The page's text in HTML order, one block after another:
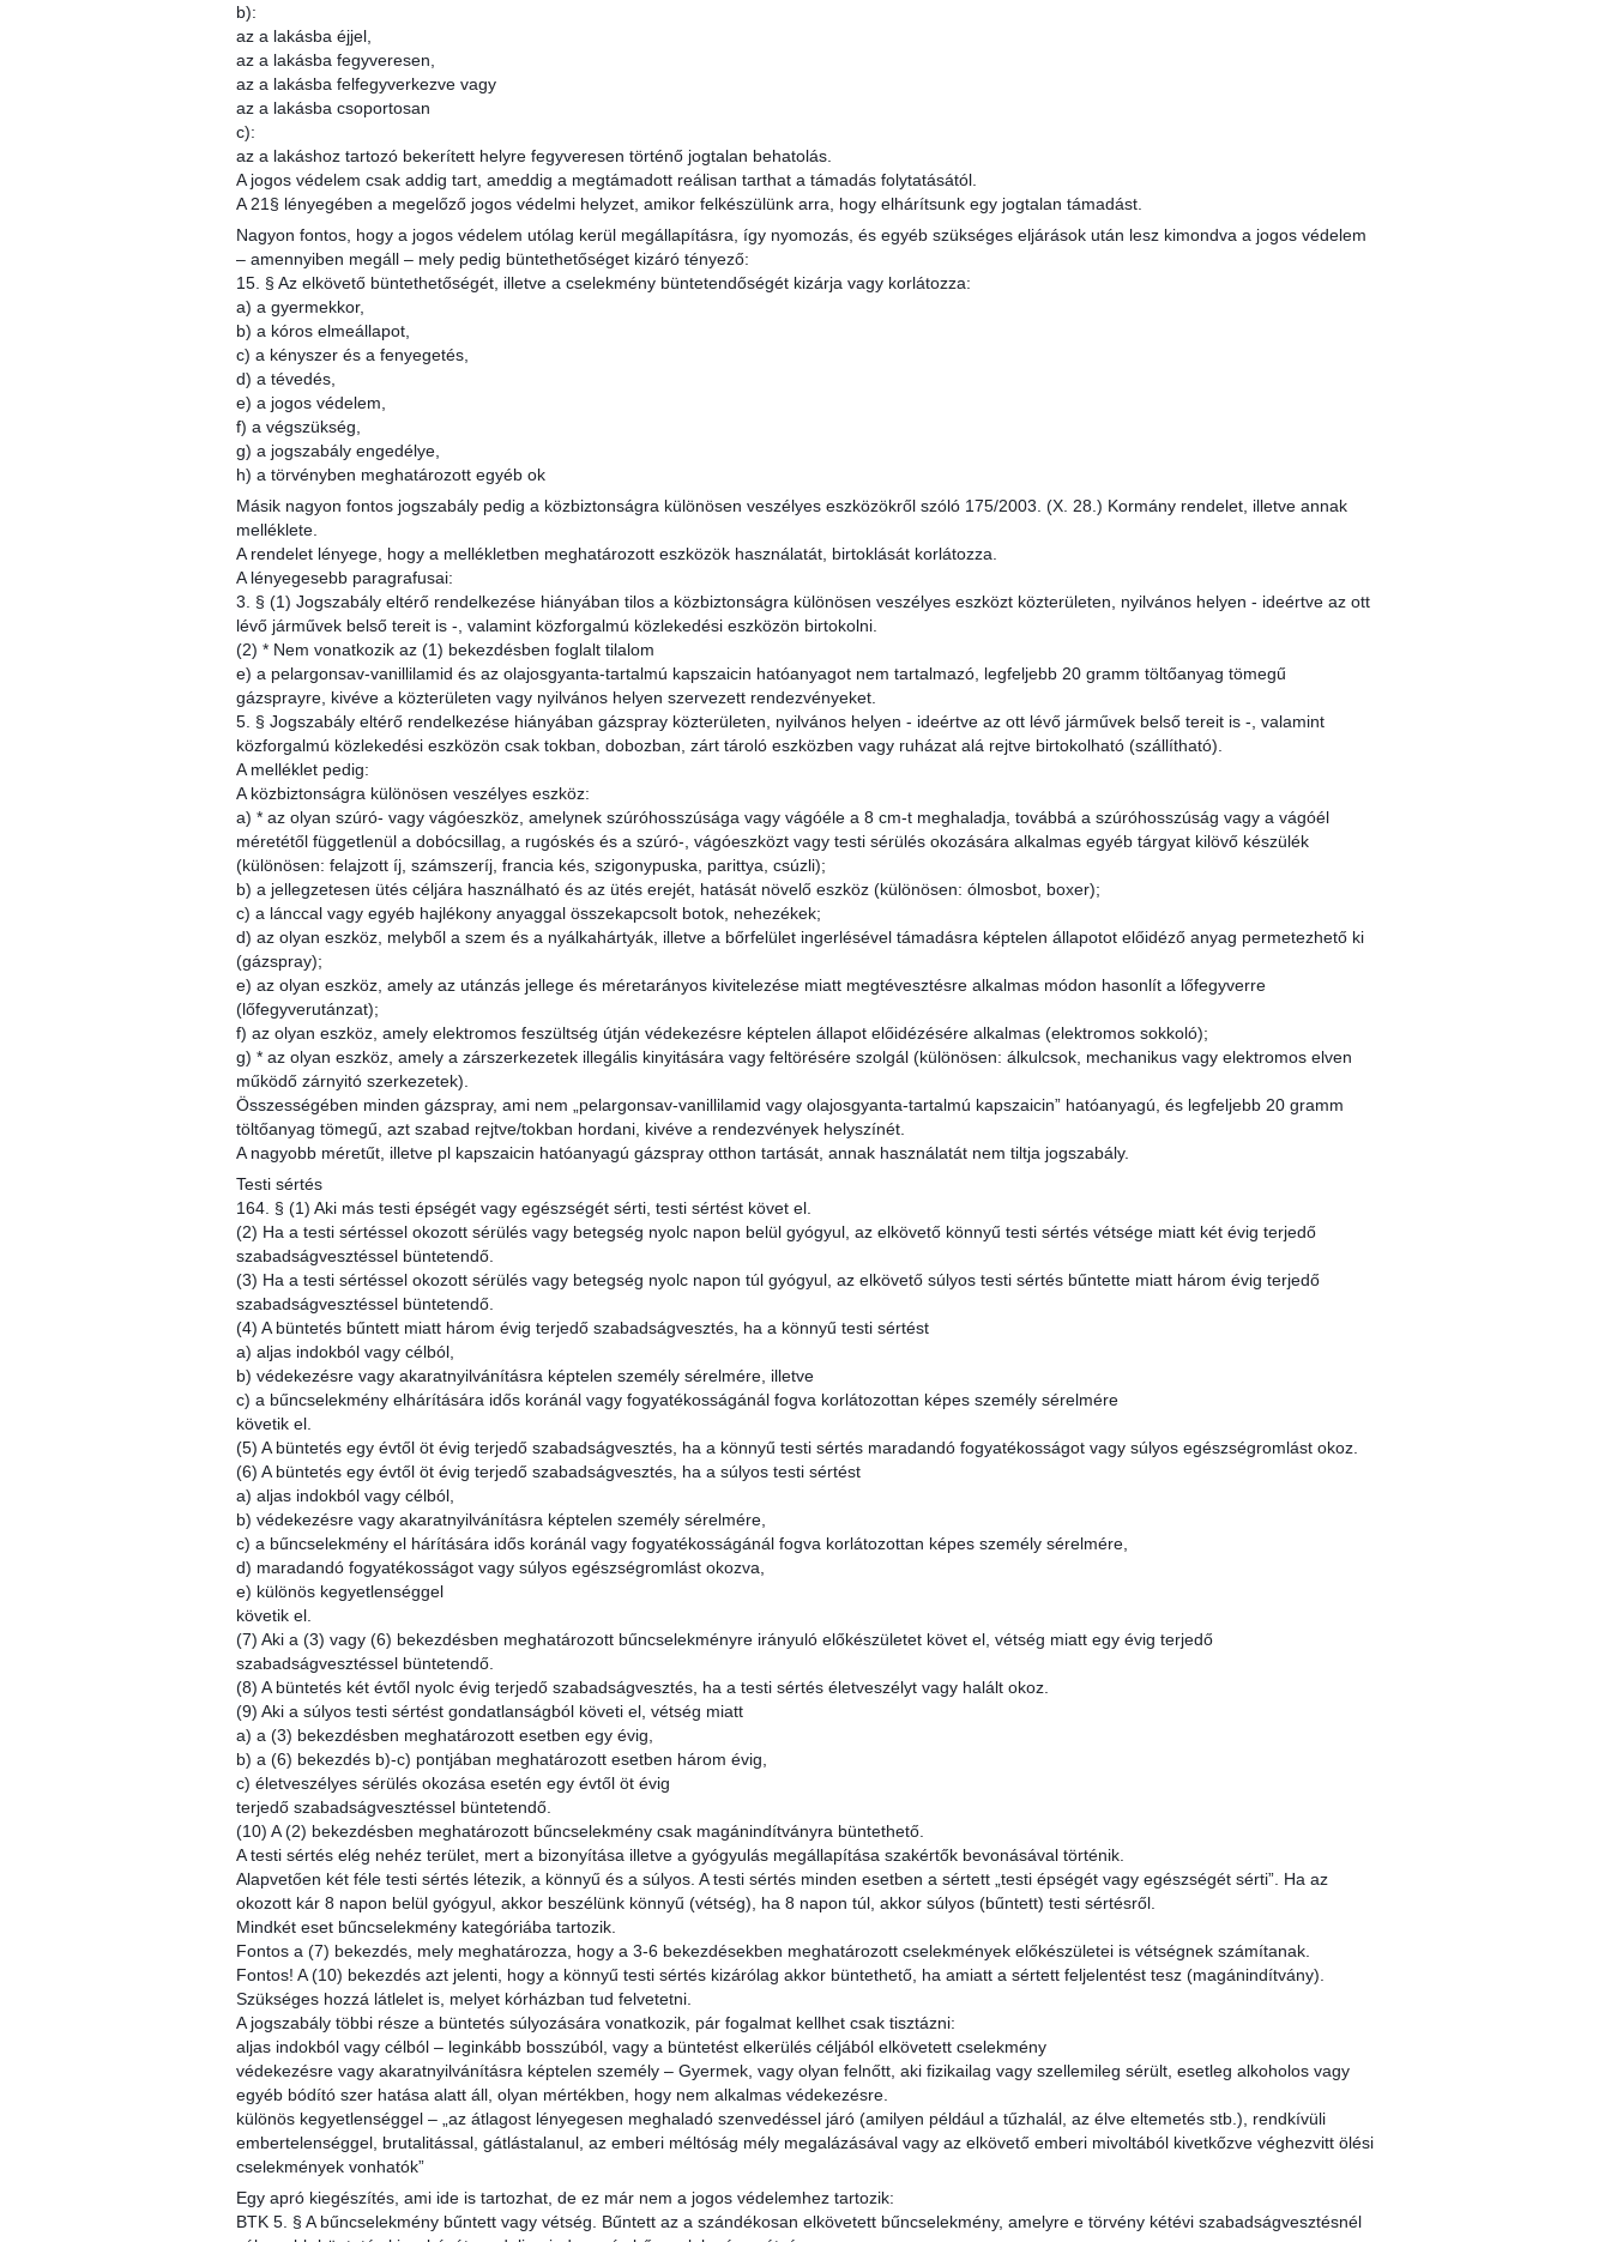
b):
az a lakásba éjjel,
az a lakásba fegyveresen,
az a lakásba felfegyverkezve vagy
az a lakásba csoportosan
c):
az a lakáshoz tartozó bekerített helyre fegyveresen történő jogtalan behatolás.
A jogos védelem csak addig tart, ameddig a megtámadott reálisan tarthat a támadás folytatásától.
A 21§ lényegében a megelőző jogos védelmi helyzet, amikor felkészülünk arra, hogy elhárítsunk egy jogtalan támadást.
Nagyon fontos, hogy a jogos védelem utólag kerül megállapításra, így nyomozás, és egyéb szükséges eljárások után lesz kimondva a jogos védelem
– amennyiben megáll – mely pedig büntethetőséget kizáró tényező:
15. § Az elkövető büntethetőségét, illetve a cselekmény büntetendőségét kizárja vagy korlátozza:
a) a gyermekkor,
b) a kóros elmeállapot,
c) a kényszer és a fenyegetés,
d) a tévedés,
e) a jogos védelem,
f) a végszükség,
g) a jogszabály engedélye,
h) a törvényben meghatározott egyéb ok
Másik nagyon fontos jogszabály pedig a közbiztonságra különösen veszélyes eszközökről szóló 175/2003. (X. 28.) Kormány rendelet, illetve annak
melléklete.
A rendelet lényege, hogy a mellékletben meghatározott eszközök használatát, birtoklását korlátozza.
A lényegesebb paragrafusai:
3. § (1) Jogszabály eltérő rendelkezése hiányában tilos a közbiztonságra különösen veszélyes eszközt közterületen, nyilvános helyen - ideértve az ott
lévő járművek belső tereit is -, valamint közforgalmú közlekedési eszközön birtokolni.
(2) * Nem vonatkozik az (1) bekezdésben foglalt tilalom
e) a pelargonsav-vanillilamid és az olajosgyanta-tartalmú kapszaicin hatóanyagot nem tartalmazó, legfeljebb 20 gramm töltőanyag tömegű
gázsprayre, kivéve a közterületen vagy nyilvános helyen szervezett rendezvényeket.
5. § Jogszabály eltérő rendelkezése hiányában gázspray közterületen, nyilvános helyen - ideértve az ott lévő járművek belső tereit is -, valamint
közforgalmú közlekedési eszközön csak tokban, dobozban, zárt tároló eszközben vagy ruházat alá rejtve birtokolható (szállítható).
A melléklet pedig:
A közbiztonságra különösen veszélyes eszköz:
a) * az olyan szúró- vagy vágóeszköz, amelynek szúróhosszúsága vagy vágóéle a 8 cm-t meghaladja, továbbá a szúróhosszúság vagy a vágóél
méretétől függetlenül a dobócsillag, a rugóskés és a szúró-, vágóeszközt vagy testi sérülés okozására alkalmas egyéb tárgyat kilövő készülék
(különösen: felajzott íj, számszeríj, francia kés, szigonypuska, parittya, csúzli);
b) a jellegzetesen ütés céljára használható és az ütés erejét, hatását növelő eszköz (különösen: ólmosbot, boxer);
c) a lánccal vagy egyéb hajlékony anyaggal összekapcsolt botok, nehezékek;
d) az olyan eszköz, melyből a szem és a nyálkahártyák, illetve a bőrfelület ingerlésével támadásra képtelen állapotot előidéző anyag permetezhető ki
(gázspray);
e) az olyan eszköz, amely az utánzás jellege és méretarányos kivitelezése miatt megtévesztésre alkalmas módon hasonlít a lőfegyverre
(lőfegyverutánzat);
f) az olyan eszköz, amely elektromos feszültség útján védekezésre képtelen állapot előidézésére alkalmas (elektromos sokkoló);
g) * az olyan eszköz, amely a zárszerkezetek illegális kinyitására vagy feltörésére szolgál (különösen: álkulcsok, mechanikus vagy elektromos elven
működő zárnyitó szerkezetek).
Összességében minden gázspray, ami nem „pelargonsav-vanillilamid vagy olajosgyanta-tartalmú kapszaicin” hatóanyagú, és legfeljebb 20 gramm
töltőanyag tömegű, azt szabad rejtve/tokban hordani, kivéve a rendezvények helyszínét.
A nagyobb méretűt, illetve pl kapszaicin hatóanyagú gázspray otthon tartását, annak használatát nem tiltja jogszabály.
Testi sértés
164. § (1) Aki más testi épségét vagy egészségét sérti, testi sértést követ el.
(2) Ha a testi sértéssel okozott sérülés vagy betegség nyolc napon belül gyógyul, az elkövető könnyű testi sértés vétsége miatt két évig terjedő
szabadságvesztéssel büntetendő.
(3) Ha a testi sértéssel okozott sérülés vagy betegség nyolc napon túl gyógyul, az elkövető súlyos testi sértés bűntette miatt három évig terjedő
szabadságvesztéssel büntetendő.
(4) A büntetés bűntett miatt három évig terjedő szabadságvesztés, ha a könnyű testi sértést
a) aljas indokból vagy célból,
b) védekezésre vagy akaratnyilvánításra képtelen személy sérelmére, illetve
c) a bűncselekmény elhárítására idős koránál vagy fogyatékosságánál fogva korlátozottan képes személy sérelmére
követik el.
(5) A büntetés egy évtől öt évig terjedő szabadságvesztés, ha a könnyű testi sértés maradandó fogyatékosságot vagy súlyos egészségromlást okoz.
(6) A büntetés egy évtől öt évig terjedő szabadságvesztés, ha a súlyos testi sértést
a) aljas indokból vagy célból,
b) védekezésre vagy akaratnyilvánításra képtelen személy sérelmére,
c) a bűncselekmény el hárítására idős koránál vagy fogyatékosságánál fogva korlátozottan képes személy sérelmére,
d) maradandó fogyatékosságot vagy súlyos egészségromlást okozva,
e) különös kegyetlenséggel
követik el.
(7) Aki a (3) vagy (6) bekezdésben meghatározott bűncselekményre irányuló előkészületet követ el, vétség miatt egy évig terjedő
szabadságvesztéssel büntetendő.
(8) A büntetés két évtől nyolc évig terjedő szabadságvesztés, ha a testi sértés életveszélyt vagy halált okoz.
(9) Aki a súlyos testi sértést gondatlanságból követi el, vétség miatt
a) a (3) bekezdésben meghatározott esetben egy évig,
b) a (6) bekezdés b)-c) pontjában meghatározott esetben három évig,
c) életveszélyes sérülés okozása esetén egy évtől öt évig
terjedő szabadságvesztéssel büntetendő.
(10) A (2) bekezdésben meghatározott bűncselekmény csak magánindítványra büntethető.
A testi sértés elég nehéz terület, mert a bizonyítása illetve a gyógyulás megállapítása szakértők bevonásával történik.
Alapvetően két féle testi sértés létezik, a könnyű és a súlyos. A testi sértés minden esetben a sértett „testi épségét vagy egészségét sérti”. Ha az
okozott kár 8 napon belül gyógyul, akkor beszélünk könnyű (vétség), ha 8 napon túl, akkor súlyos (bűntett) testi sértésről.
Mindkét eset bűncselekmény kategóriába tartozik.
Fontos a (7) bekezdés, mely meghatározza, hogy a 3-6 bekezdésekben meghatározott cselekmények előkészületei is vétségnek számítanak.
Fontos! A (10) bekezdés azt jelenti, hogy a könnyű testi sértés kizárólag akkor büntethető, ha amiatt a sértett feljelentést tesz (magánindítvány).
Szükséges hozzá látlelet is, melyet kórházban tud felvetetni.
A jogszabály többi része a büntetés súlyozására vonatkozik, pár fogalmat kellhet csak tisztázni:
aljas indokból vagy célból – leginkább bosszúból, vagy a büntetést elkerülés céljából elkövetett cselekmény
védekezésre vagy akaratnyilvánításra képtelen személy – Gyermek, vagy olyan felnőtt, aki fizikailag vagy szellemileg sérült, esetleg alkoholos vagy
egyéb bódító szer hatása alatt áll, olyan mértékben, hogy nem alkalmas védekezésre.
különös kegyetlenséggel – „az átlagost lényegesen meghaladó szenvedéssel járó (amilyen például a tűzhalál, az élve eltemetés stb.), rendkívüli
embertelenséggel, brutalitással, gátlástalanul, az emberi méltóság mély megalázásával vagy az elkövető emberi mivoltából kivetkőzve véghezvitt ölési
cselekmények vonhatók”
Egy apró kiegészítés, ami ide is tartozhat, de ez már nem a jogos védelemhez tartozik:
BTK 5. § A bűncselekmény bűntett vagy vétség. Bűntett az a szándékosan elkövetett bűncselekmény, amelyre e törvény kétévi szabadságvesztésnél